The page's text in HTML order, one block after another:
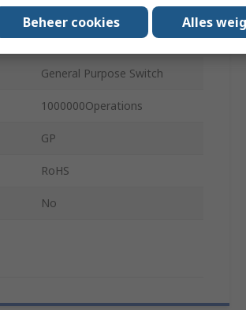
85°C
250V ac
General Purpose Switch
1000000Operations
GP
RoHS
No
Beheer cookies Alles